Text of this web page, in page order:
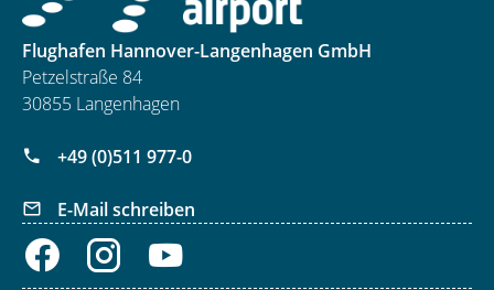
Flughafen Hannover-Langenhagen GmbH
Petzelstraße 84
30855 Langenhagen
+49 (0)511 977-0
E-Mail schreiben